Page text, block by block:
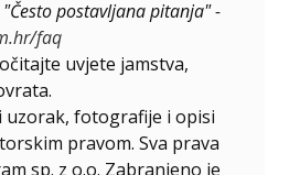
postavljana pitanja" -
faq
uvjete jamstva,
uzorak, fotografije i opisi
pravom. Sva prava
sp. z o.o. Zabranjeno je